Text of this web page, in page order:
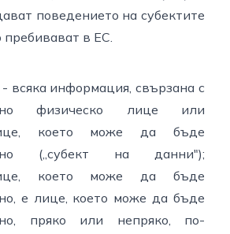
поведението на субектите
пребивават в ЕС.
всяка информация, свързана с
физическо лице или
което може да бъде
(„субект на данни");
което може да бъде
е лице, което може да бъде
пряко или непряко, по-